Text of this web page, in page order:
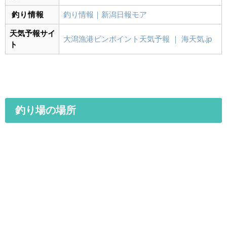
釣り情報 釣り情報｜新潟日報モア
天気予報サイ
ト
大潟漁港ピンポイント天気予報 ｜ 海天気.jp
釣り場の場所